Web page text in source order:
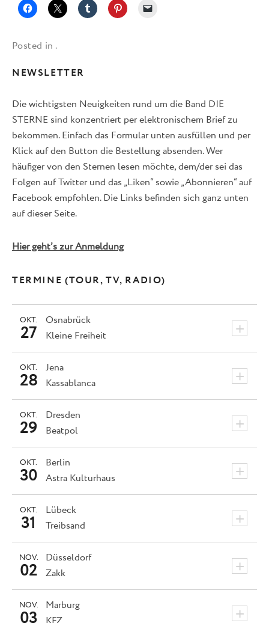
Posted in .
NEWSLETTER
Die wichtigsten Neuigkeiten rund um die Band DIE
STERNE sind konzentriert per elektronischem Brief zu
bekommen. Einfach das Formular unten ausfüllen und per
Klick auf den Button die Bestellung absenden. Wer
häufiger von den Sternen lesen möchte, dem/der sei das
Folgen auf Twitter und das „Liken“ sowie „Abonnieren“ auf
Facebook empfohlen. Die Links befinden sich ganz unten
auf dieser Seite.
Hier geht’s zur Anmeldung
TERMINE (TOUR, TV, RADIO)
Osnabrück +
OKT.
27 Kleine Freiheit
Jena +
OKT.
28 Kassablanca
Dresden +
OKT.
29 Beatpol
Berlin +
OKT.
30 Astra Kulturhaus
Lübeck +
OKT.
31 Treibsand
Düsseldorf +
NOV.
02 Zakk
Marburg +
NOV.